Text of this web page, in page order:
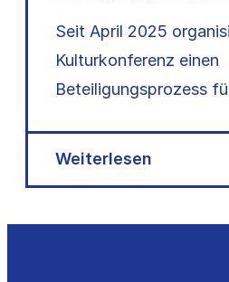
Seit April 2025
Kulturkonferenz einen
Beteiligungsprozess
Weiterlesen